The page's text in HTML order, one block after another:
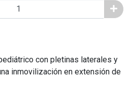
con pletinas laterales y
inmovilización en extensión de